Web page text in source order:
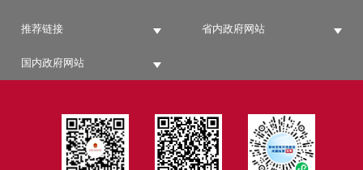
推荐链接 省内政府网站
国内政府网站